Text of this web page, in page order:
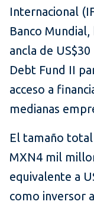
Internacional
Banco Mundial,
ancla de
Debt Fund II
acceso a
medianas
El tamaño
MXN4 mil
equivalente a
como inversor